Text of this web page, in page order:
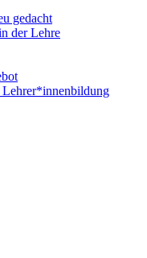
gedacht
der Lehre